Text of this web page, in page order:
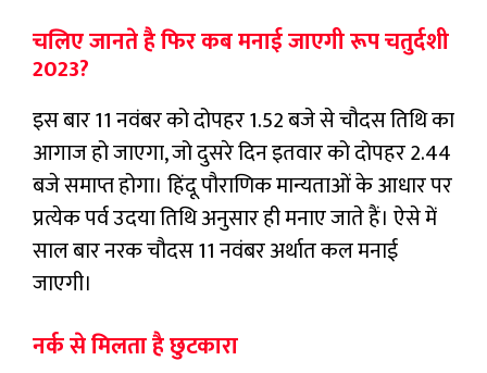
चलिए जानते है फिर कब मनाई जाएगी रूप चतुर्दशी
2023?
इस बार 11 नवंबर को दोपहर 1.52 बजे से चौदस तिथि का
आगाज हो जाएगा, जो दुसरे दिन इतवार को दोपहर 2.44
बजे समाप्त होगा। हिंदू पौराणिक मान्यताओं के आधार पर
प्रत्येक पर्व उदया तिथि अनुसार ही मनाए जाते हैं। ऐसे में
साल बार नरक चौदस 11 नवंबर अर्थात कल मनाई
जाएगी।
नर्क से मिलता है छुटकारा